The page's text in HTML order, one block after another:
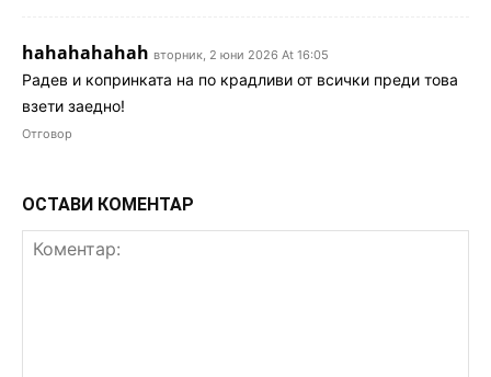
hahahahahah вторник, 2 юни 2026 At 16:05
Радев и копринката на по крадливи от всички преди това
взети заедно!
Отговор
ОСТАВИ КОМЕНТАР